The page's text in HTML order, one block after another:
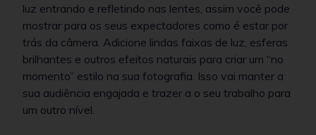
luz entrando e refletindo nas lentes, assim você pode
mostrar para os seus expectadores como é estar por
trás da câmera. Adicione lindas faixas de luz, esferas
brilhantes e outros efeitos naturais para criar um “no
momento” estilo na sua fotografia. Isso vai manter a
sua audiência engajada e trazer a o seu trabalho para
um outro nível.